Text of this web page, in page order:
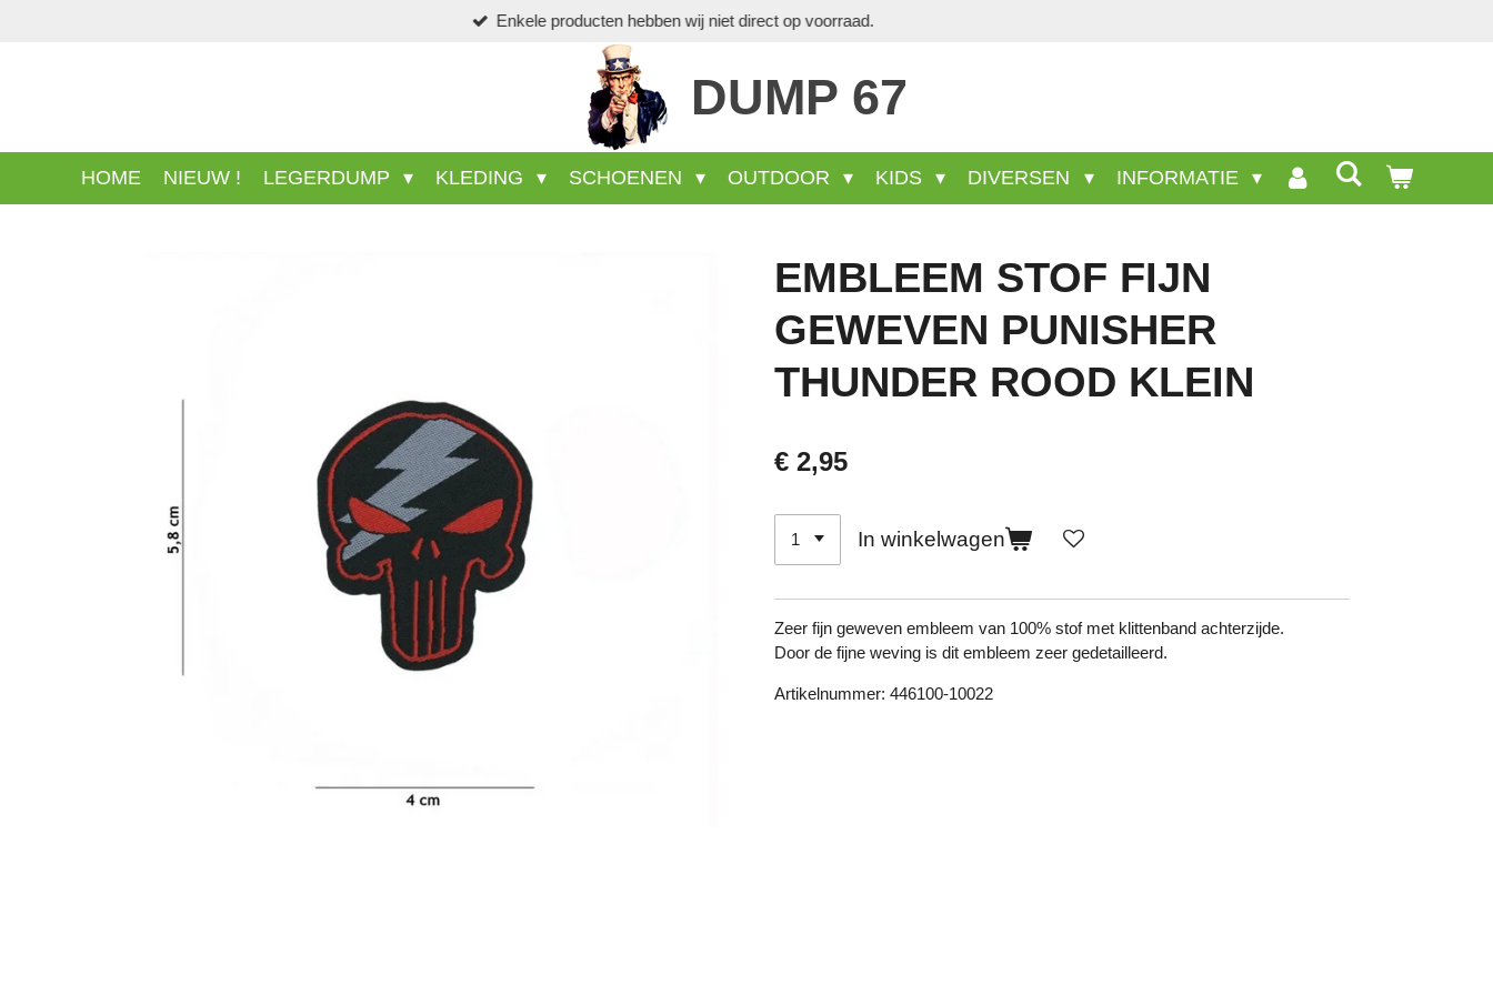
DUMP 67
HOME NIEUW ! LEGERDUMP KLEDING SCHOENEN OUTDOOR KIDS DIVERSEN INFORMATIE
EMBLEEM STOF FIJN
GEWEVEN PUNISHER
THUNDER ROOD KLEIN
€ 2,95
In winkelwagen
Zeer fijn geweven embleem van 100% stof met klittenband achterzijde.
Door de fijne weving is dit embleem zeer gedetailleerd.
Artikelnummer: 446100-10022